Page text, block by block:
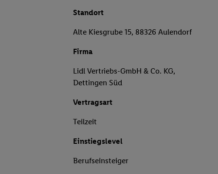
Standort
Alte Kiesgrube 15, 88326 Aulendorf
Firma
Lidl Vertriebs-GmbH & Co. KG,
Dettingen Süd
Vertragsart
Teilzeit
Einstiegslevel
Berufseinsteiger